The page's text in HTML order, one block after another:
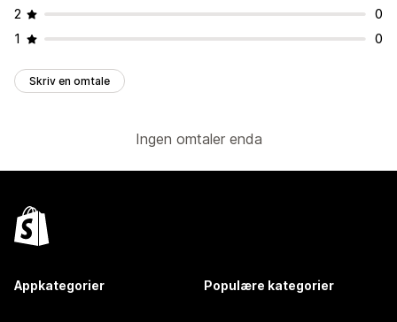
2
0
1
0
Skriv en omtale
Ingen omtaler enda
Appkategorier Populære kategorier